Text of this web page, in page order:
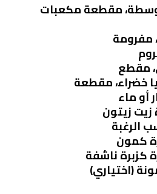
مقطعة مكعبات
الرغبة
(اختياري)